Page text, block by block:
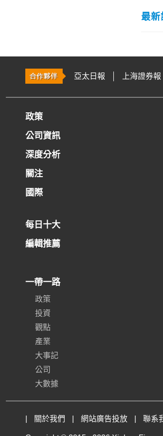
最新
亞太日報 上海證券報
政策
公司資訊
深度分析
關注
國際
每日十大
編輯推薦
一帶一路
政策
投資
觀點
產業
大事記
公司
大數據
關於我們 網站廣告投放 聯系